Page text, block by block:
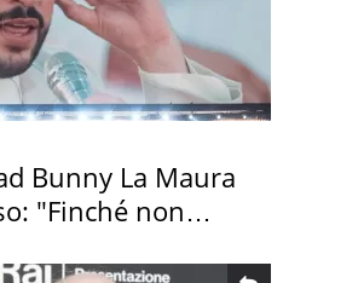
Bunny La Maura
"Finché non